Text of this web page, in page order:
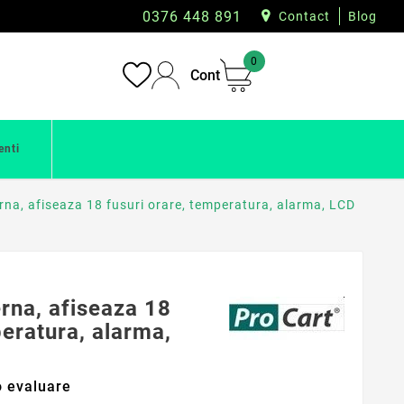
0376 448 891 Contact Blog
Cont
0
afiseaza 18 fusuri orare, temperatura, alarma, LCD
afiseaza 18
alarma,
evaluare